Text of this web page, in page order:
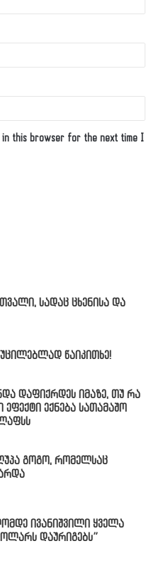
in this browser for the next time I
სადაც ცხენისა და
წაიკითხე!
დაფიქრდეს იმაზე, თუ რა
ეფექტი ექნება სათამაშო
გოგო, რომელსაც
ივანიშვილი ყველა
დაურიგებს”